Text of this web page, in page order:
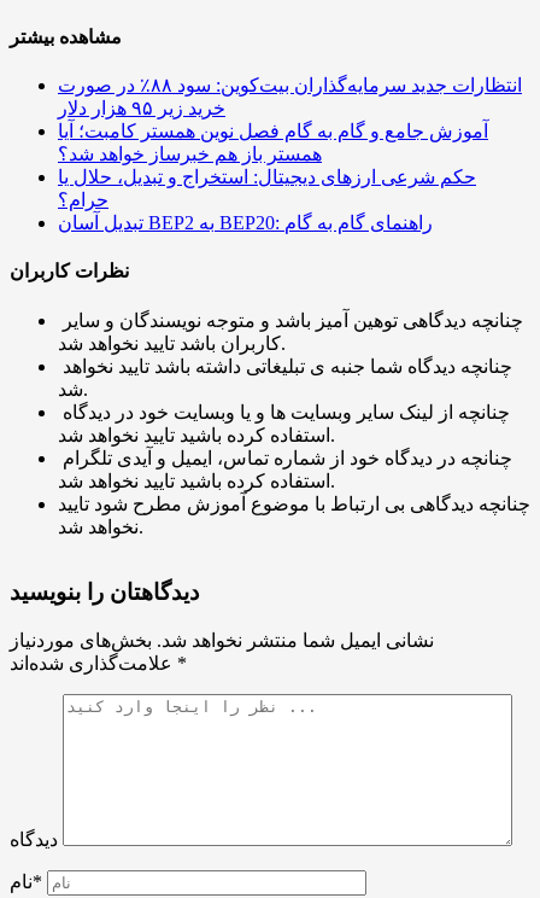
مشاهده بیشتر
انتظارات جدید سرمایه‌گذاران بیت‌کوین: سود ۸۸٪ در صورت
خرید زیر ۹۵ هزار دلار
آموزش جامع و گام به گام فصل نوین همستر کامبت؛ آیا
همستر باز هم خبرساز خواهد شد؟
حکم شرعی ارزهای دیجیتال: استخراج و تبدیل، حلال یا
حرام؟
تبدیل آسان BEP2 به BEP20: راهنمای گام به گام
نظرات کاربران
کاربران باشد تایید نخواهد شد.
شد.
استفاده کرده باشید تایید نخواهد شد.
استفاده کرده باشید تایید نخواهد شد.
چنانچه دیدگاهی بی ارتباط با موضوع آموزش مطرح شود تایید
نخواهد شد.
دیدگاهتان را بنویسید
نشانی ایمیل شما منتشر نخواهد شد. بخش‌های موردنیاز
*
دیدگاه
نام*